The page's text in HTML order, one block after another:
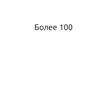
Более 100